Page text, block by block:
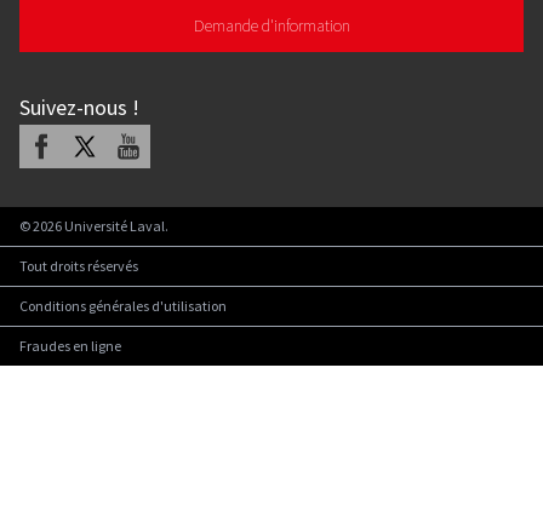
Demande d'information
Suivez-nous !
Facebook Youtube
©2026 Université Laval.
Tout droits réservés
Conditions générales d'utilisation
Fraudes en ligne